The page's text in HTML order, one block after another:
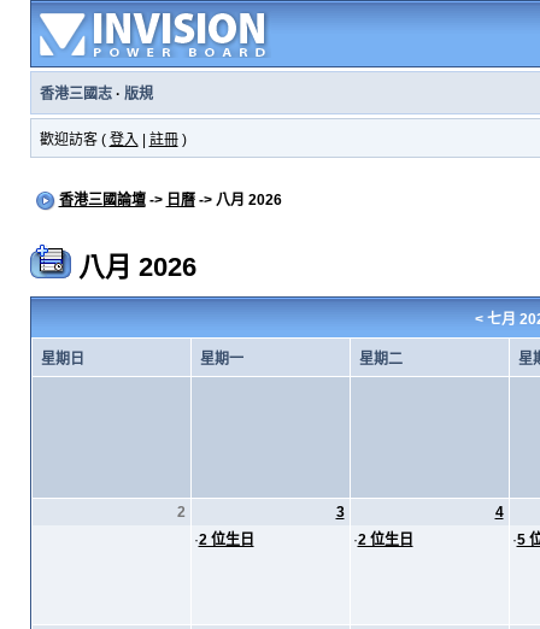
香港三國志· 版規
歡迎訪客 ( 登入 註冊)
香港三國論壇-> 日曆-> 八月 2026
八月 2026
< 七月
星期日 星期一 星期二 星
2
3
·2 位生日
4
·2 位生日 ·5